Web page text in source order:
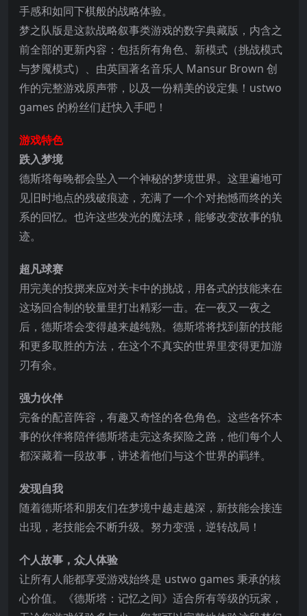
手感和如同下棋般的战略体验。
梦之队版是这款战略叙事类游戏的数字典藏版，内含之
前全部的更新内容：包括所有角色、新模式（挑战模式
与梦魇模式）、由英国著名音乐人 Mansur Brown 创
作的完整游戏原声带，以及一份精美的设定集 ！ustwo
games 的粉丝们赶快入手吧！
游戏特色
跌入梦境
德斯塔每晚都会坠入一个神秘的梦境世界。这里遍地可
见旧时地点的残破痕迹，充满了一个个对抱憾而终的关
系的回忆。也许这些发光的魔法球，能够改变故事的轨
迹。
超凡球赛
用完美的投掷来应对关卡中的挑战，用各式的技能来在
这场回合制的较量里打出精彩一击。在一夜又一夜之
后，德斯塔会变得越来越纯熟。德斯塔将找到新的技能
和更多取胜的方法，在这个不真实的世界里变得更加游
刃有余。
强力伙伴
完备的配音阵容，有趣又奇怪的各色角色。这些各怀本
事的伙伴将陪伴德斯塔走完这条探险之路，他们每个人
都深藏着一段故事，讲述着他们与这个世界的羁绊。
发现自我
随着德斯塔和朋友们在梦境中越走越深，新技能会接连
出现，老技能会不断升级。努力变强，逆转战局！
个人故事，众人体验
让所有人能都享受游戏始终是 ustwo games 秉承的核
心价值。《德斯塔：记忆之间》适合所有等级的玩家，